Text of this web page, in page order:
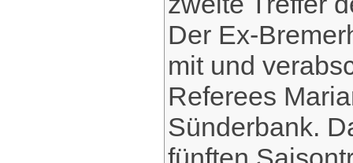
Der Ex-
mit und
Referees
Sünderbank.